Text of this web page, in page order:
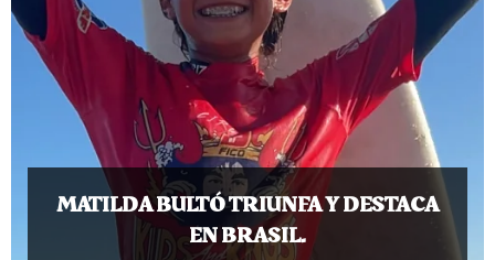
MATILDA BULTÓ TRIUNFA Y DESTACA
EN BRASIL.